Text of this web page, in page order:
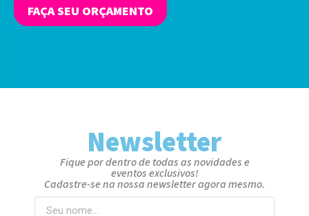
FAÇA SEU ORÇAMENTO
Newsletter
Fique por dentro de todas as novidades e
eventos exclusivos!
Cadastre-se na nossa newsletter agora mesmo.